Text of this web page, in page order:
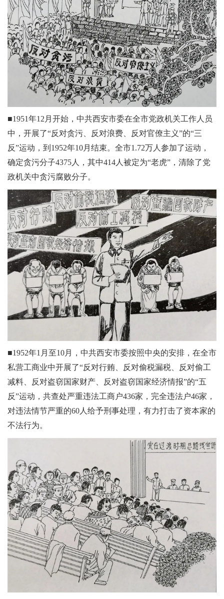
■1951年12月开始，中共西安市委在全市党政机关工作人员
中，开展了“反对贪污、反对浪费、反对官僚主义”的“三
反”运动，到1952年10月结束。全市1.72万人参加了运动，
确定贪污分子4375人，其中414人被定为“老虎”，清除了党
政机关中贪污腐败分子。
■1952年1月至10月，中共西安市委按照中央的安排，在全市
私营工商业中开展了“反对行贿、反对偷税漏税、反对偷工
减料、反对盗窃国家财产、反对盗窃国家经济情报”的“五
反”运动，共查处严重违法工商户436家，完全违法户46家，
对违法情节严重的60人给予刑事处理，有力打击了资本家的
不法行为。